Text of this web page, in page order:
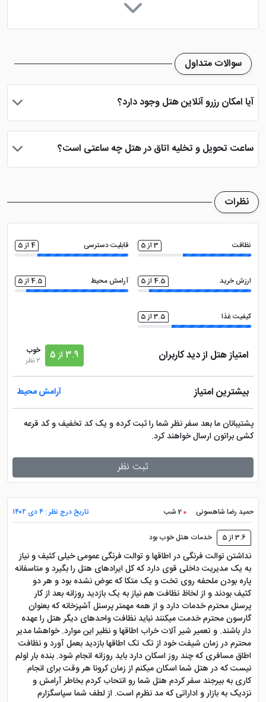
اینترنت با سرعت بالا روم سرویس 24 ساعته
نمازخانه
سوالات متداول
آیا امکان رزرو آنلاین هتل وجود دارد؟
بله، با انتخاب تاریخ ورود و خروج، نوع اتاق و تعداد نفرات می توانید
دریافت نمایید.
ساعت تحویل و تخلیه اتاق در هتل چه ساعتی است؟
ساعت تحویل اتاق ساعت 2 بعد از ظهر و ساعت تخلیه اتاق 12 ظهر
نظرات
نظافت 3 از 5 قابلیت دسترسی 4 از 5
ارزش خرید 4.5 از 5 آرامش محیط 4.5 از 5
کیفیت غذا 3.5 از 5
امتیاز هتل از دید کاربران 3.9 از 5
خوب
2 نظر
بیشترین امتیاز آرامش محیط
پشتیبانان ما بعد سفر نظر شما را ثبت کرده و یک کد تخفیف و کد قرعه
کشی براتون ارسال خواهند کرد.
ثبت نظر
حمید رضا شاهسونی 2 شب تاریخ درج نظر : ۴ دی ۱۴۰۲
3.6 از 5 خدمات هتل خوب بود
نداشتن توالت فرنگی در اطاقها و توالت فرنگی عمومی خیلی کثیف و نیاز
به یک مدیریت داخلی قوی دارد که کل ایرادهای هتل را بگیرد و متاسفانه
پاره بودن ملحفه روی تخت و یک متکا که عوض نشده بود و هر دو
کثیف بودند و از لخاظ نظافت هم نیاز به یک بازدید روزانه بعد از کار
پرسنل محترم خدمات دارد و از همه مهمتر پرسنل آشپزخانه که بعنوان
گارسون محترم خدمت میکنند نباید نظافت واحدهای دیگر هتل را عهده
دار باشند. و تعمیر شیر آلات خراب اطاقها و نظیر این موارد. خواهشا مدیر
محترم در زمان شیفت خود از تک تک اطاقها بازدید بعمل آورد و نظافت
اطاق مسافری که چند روز اسکان دارد باید روزانه انجام شود. بنده بار اولم
نیست که در هتل شما اسکان میکنم از زمان کرونا هر وقت برای انجام
کاری به بیرجند سفر کردم هتل شما رو انتحاب کردم بخاطر آرامش و
نزدیک به بازار و اداراتی که مد نظرم است. از لطف شما سپاسگزارم